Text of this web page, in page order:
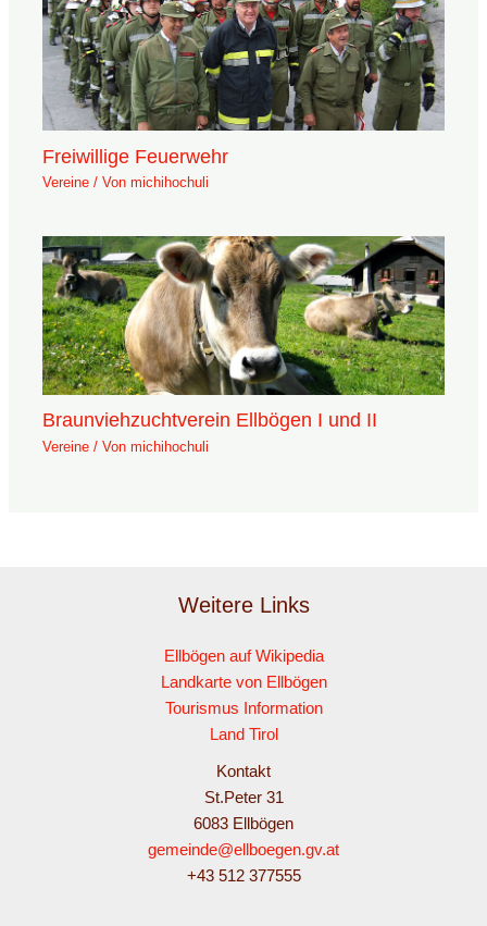
Freiwillige Feuerwehr
Vereine / Vonmichihochuli
Braunviehzuchtverein Ellbögen I und II
Vereine / Vonmichihochuli
Weitere Links
Ellbögen auf Wikipedia
Landkarte von Ellbögen
Tourismus Information
Land Tirol
Kontakt
St.Peter 31
6083 Ellbögen
gemeinde@ellboegen.gv.at
+43 512 377555